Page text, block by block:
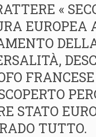
«
EUROPEA
STATO
TUTTO.